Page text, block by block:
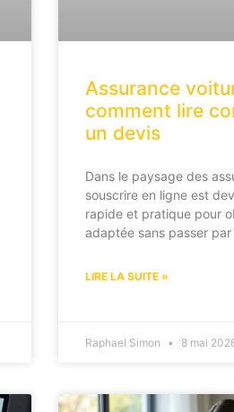
Assurance
comment lire
un devis
Dans le paysage des
souscrire en ligne est
rapide et pratique pour
adaptée sans passer par
LIRE LA SUITE »
Raphael Simon 8 mai